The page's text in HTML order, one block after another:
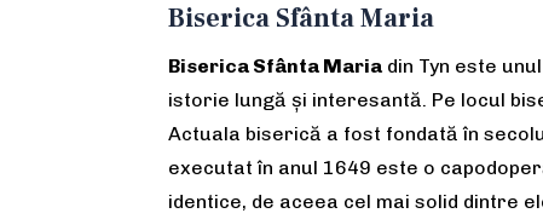
Biserica Sfânta Maria
Biserica Sfânta Maria din Tyn este
istorie lungă și interesantă. Pe locul
Actuala biserică a fost fondată în
executat în anul 1649 este o
identice, de aceea cel mai solid dintre